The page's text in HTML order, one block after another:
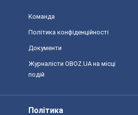
Команда
Політика конфіденційності
Документи
Журналісти OBOZ.UA на місці
подій
Політика